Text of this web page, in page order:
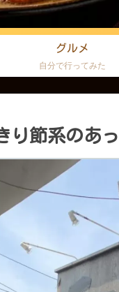
グルメ
自分で行ってみた
節系のあ